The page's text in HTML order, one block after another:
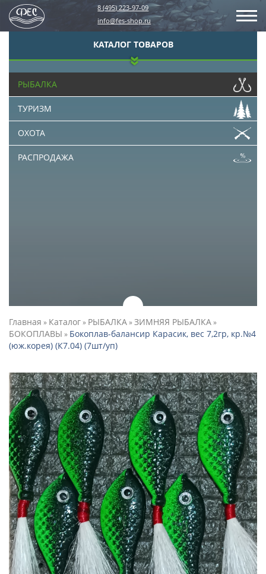
8 (495) 223-97-09
info@fes-shop.ru
КАТАЛОГ ТОВАРОВ
РЫБАЛКА
ТУРИЗМ
ОХОТА
РАСПРОДАЖА
Главная » Каталог» РЫБАЛКА»ЗИМНЯЯ РЫБАЛКА»
БОКОПЛАВЫ » Бокоплав-балансир Карасик, вес 7,2гр, кр.№4
(юж.корея) (К7.04) (7шт/уп)